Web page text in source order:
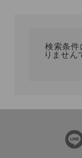
ブランド
検索条件
りません